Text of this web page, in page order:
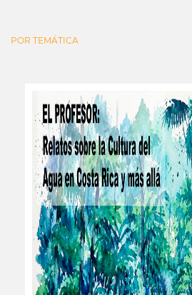
POR TEMÁTICA